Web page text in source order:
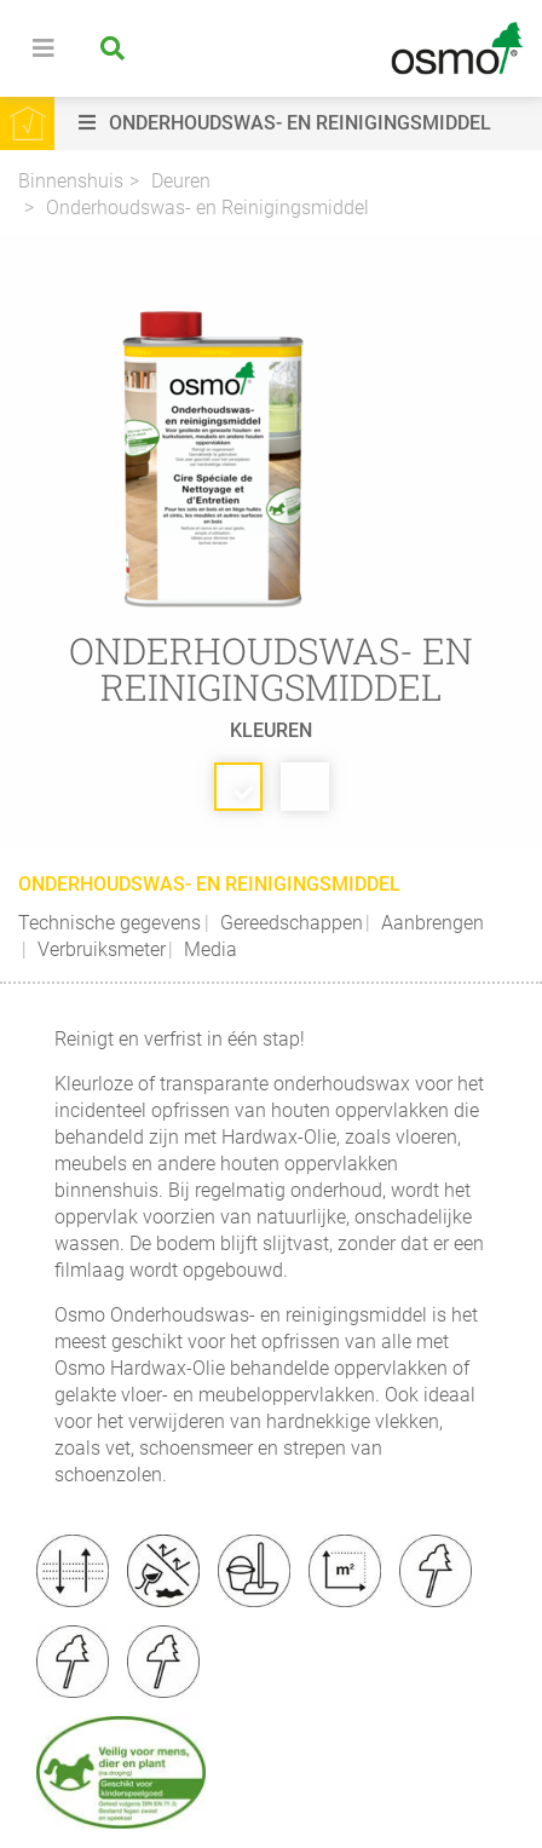
ONDERHOUDSWAS- EN REINIGINGSMIDDEL
Binnenshuis
Deuren
Onderhoudswas- en Reinigingsmiddel
ONDERHOUDSWAS- EN
REINIGINGSMIDDEL
KLEUREN
ONDERHOUDSWAS- EN REINIGINGSMIDDEL
Technische gegevens
Gereedschappen
Aanbrengen
Verbruiksmeter
Media
Reinigt en verfrist in één stap!
Kleurloze of transparante onderhoudswax voor het
incidenteel opfrissen van houten oppervlakken die
behandeld zijn met Hardwax-Olie, zoals vloeren,
meubels en andere houten oppervlakken
binnenshuis. Bij regelmatig onderhoud, wordt het
oppervlak voorzien van natuurlijke, onschadelijke
wassen. De bodem blijft slijtvast, zonder dat er een
filmlaag wordt opgebouwd.
Osmo Onderhoudswas- en reinigingsmiddel is het
meest geschikt voor het opfrissen van alle met
Osmo Hardwax-Olie behandelde oppervlakken of
gelakte vloer- en meubeloppervlakken. Ook ideaal
voor het verwijderen van hardnekkige vlekken,
zoals vet, schoensmeer en strepen van
schoenzolen.